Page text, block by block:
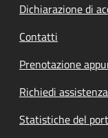
Dichiarazione di
Contatti
Prenotazione
Richiedi assistenza
Statistiche del